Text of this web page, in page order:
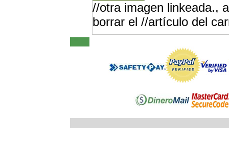
//otra imagen linkeada.,
borrar el //artículo del